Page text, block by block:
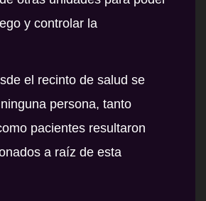
y controlar la
el recinto de salud se
persona, tanto
pacientes resultaron
a raíz de esta